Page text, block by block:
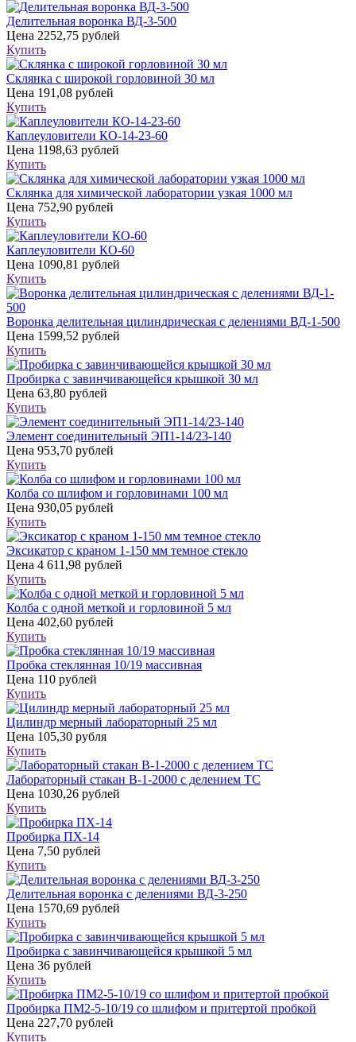
Делительная воронка ВД-3-500
Цена 2252,75 рублей
Купить
Склянка с широкой горловиной 30 мл
Цена 191,08 рублей
Купить
Каплеуловители КО-14-23-60
Цена 1198,63 рублей
Купить
Склянка для химической лаборатории узкая 1000 мл
Цена 752,90 рублей
Купить
Каплеуловители КО-60
Цена 1090,81 рублей
Купить
Воронка делительная цилиндрическая с делениями ВД-1-500
Цена 1599,52 рублей
Купить
Пробирка с завинчивающейся крышкой 30 мл
Цена 63,80 рублей
Купить
Элемент соединительный ЭП1-14/23-140
Цена 953,70 рублей
Купить
Колба со шлифом и горловинами 100 мл
Цена 930,05 рублей
Купить
Эксикатор с краном 1-150 мм темное стекло
Цена 4 611,98 рублей
Купить
Колба с одной меткой и горловиной 5 мл
Цена 402,60 рублей
Купить
Пробка стеклянная 10/19 массивная
Цена 110 рублей
Купить
Цилиндр мерный лабораторный 25 мл
Цена 105,30 рубля
Купить
Лабораторный стакан В-1-2000 с делением ТС
Цена 1030,26 рублей
Купить
Пробирка ПХ-14
Цена 7,50 рублей
Купить
Делительная воронка с делениями ВД-3-250
Цена 1570,69 рублей
Купить
Пробирка с завинчивающейся крышкой 5 мл
Цена 36 рублей
Купить
Пробирка ПМ2-5-10/19 со шлифом и притертой пробкой
Цена 227,70 рублей
Купить